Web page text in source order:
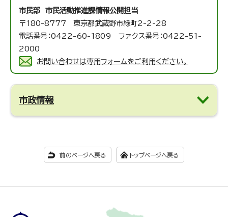
市民部 市民活動推進課情報公開担当
〒180-8777 東京都武蔵野市緑町2-2-28
電話番号：0422-60-1809 ファクス番号：0422-51-
2000
お問い合わせは専用フォームをご利用ください。
市政情報
前のページへ戻る トップページへ戻る